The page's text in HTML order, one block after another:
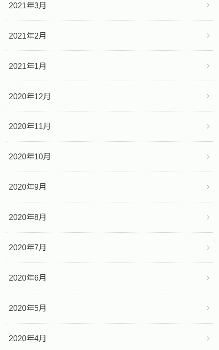
2021年3月
2021年2月
2021年1月
2020年12月
2020年11月
2020年10月
2020年9月
2020年8月
2020年7月
2020年6月
2020年5月
2020年4月